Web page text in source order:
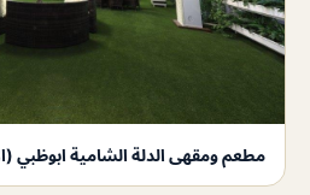
مطعم ومقهى الدلة الشامية ابوظبي